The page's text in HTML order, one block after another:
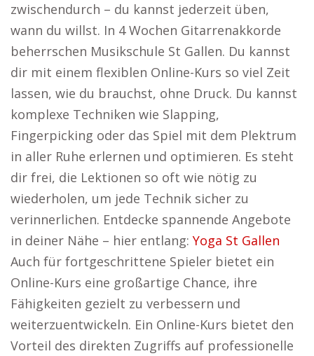
zwischendurch – du kannst jederzeit üben,
wann du willst. In 4 Wochen Gitarrenakkorde
beherrschen Musikschule St Gallen. Du kannst
dir mit einem flexiblen Online-Kurs so viel Zeit
lassen, wie du brauchst, ohne Druck. Du kannst
komplexe Techniken wie Slapping,
Fingerpicking oder das Spiel mit dem Plektrum
in aller Ruhe erlernen und optimieren. Es steht
dir frei, die Lektionen so oft wie nötig zu
wiederholen, um jede Technik sicher zu
verinnerlichen. Entdecke spannende Angebote
in deiner Nähe – hier entlang: Yoga St Gallen
Auch für fortgeschrittene Spieler bietet ein
Online-Kurs eine großartige Chance, ihre
Fähigkeiten gezielt zu verbessern und
weiterzuentwickeln. Ein Online-Kurs bietet den
Vorteil des direkten Zugriffs auf professionelle